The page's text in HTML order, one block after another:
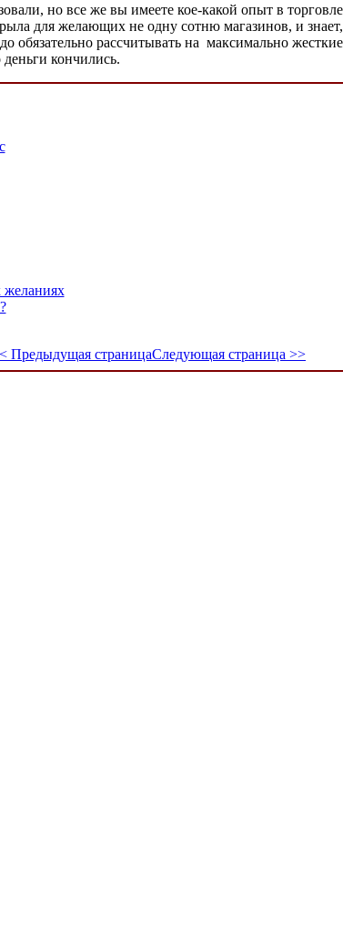
но все же вы имеете кое-какой опыт в
для желающих не одну сотню магазинов, и
рассчитывать на максимально
кончились.
желаниях
Предыдущая страницаСледующая страница >>